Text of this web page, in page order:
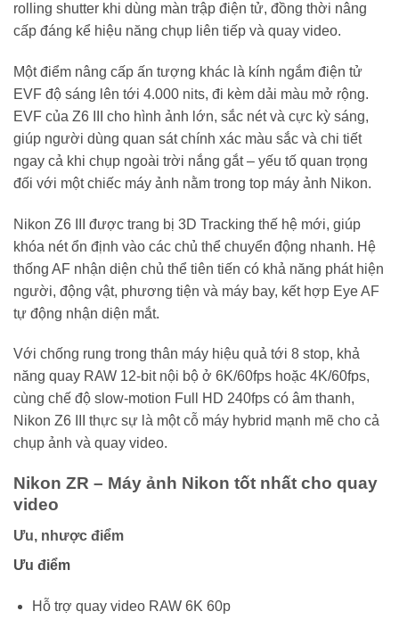
rolling shutter khi dùng màn trập điện tử, đồng thời nâng
cấp đáng kể hiệu năng chụp liên tiếp và quay video.
Một điểm nâng cấp ấn tượng khác là kính ngắm điện tử
EVF độ sáng lên tới 4.000 nits, đi kèm dải màu mở rộng.
EVF của Z6 III cho hình ảnh lớn, sắc nét và cực kỳ sáng,
giúp người dùng quan sát chính xác màu sắc và chi tiết
ngay cả khi chụp ngoài trời nắng gắt – yếu tố quan trọng
đối với một chiếc máy ảnh nằm trong top máy ảnh Nikon.
Nikon Z6 III được trang bị 3D Tracking thế hệ mới, giúp
khóa nét ổn định vào các chủ thể chuyển động nhanh. Hệ
thống AF nhận diện chủ thể tiên tiến có khả năng phát hiện
người, động vật, phương tiện và máy bay, kết hợp Eye AF
tự động nhận diện mắt.
Với chống rung trong thân máy hiệu quả tới 8 stop, khả
năng quay RAW 12-bit nội bộ ở 6K/60fps hoặc 4K/60fps,
cùng chế độ slow-motion Full HD 240fps có âm thanh,
Nikon Z6 III thực sự là một cỗ máy hybrid mạnh mẽ cho cả
chụp ảnh và quay video.
Nikon ZR – Máy ảnh Nikon tốt nhất cho quay
video
Ưu, nhược điểm
Ưu điểm
Hỗ trợ quay video RAW 6K 60p